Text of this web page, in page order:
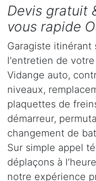
Devis gratuit
vous rapide
Garagiste itinérant
l'entretien de
Vidange auto,
niveaux,
plaquettes de
démarreur,
changement de
Sur simple appel
déplaçons à
notre expérience